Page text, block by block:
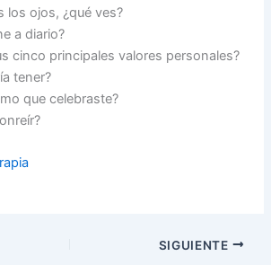
los ojos, ¿qué ves?
a diario?
cinco principales valores personales?
tener?
que celebraste?
SIGUIENTE